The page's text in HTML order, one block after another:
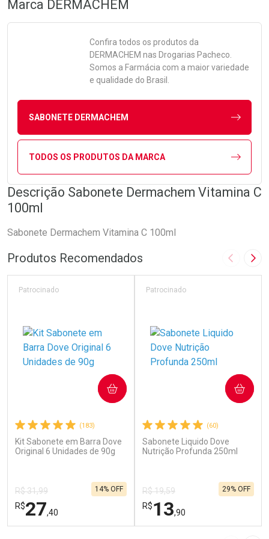
Marca DERMACHEM
Confira todos os produtos da
DERMACHEM nas Drogarias Pacheco.
Somos a Farmácia com a maior variedade
e qualidade do Brasil.
SABONETE DERMACHEM
TODOS OS PRODUTOS DA MARCA
Descrição Sabonete Dermachem Vitamina C
100ml
Sabonete Dermachem Vitamina C 100ml
Produtos Recomendados Imagem
(183)
Kit Sabonete em Barra Dove
Original 6 Unidades de 90g
Patrocinado
R$ 31,99
R$27,40
14% OFF
COMPRAR
(60)
Sabonete Liquido Dove
Nutrição Profunda 250ml
Patrocinado
R$ 19,59
R$13,90
29% OFF
COMPRAR